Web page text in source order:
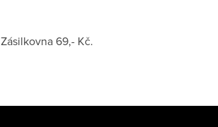
Zásilkovna 69,- Kč.